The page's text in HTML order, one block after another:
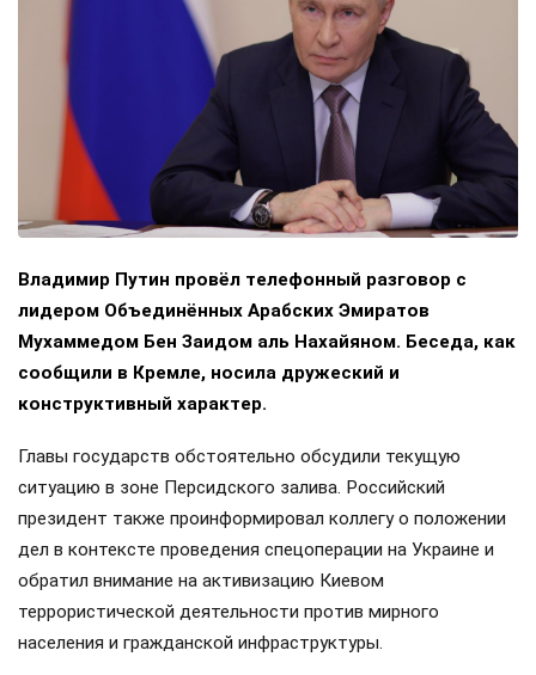
Владимир Путин провёл телефонный разговор с
лидером Объединённых Арабских Эмиратов
Мухаммедом Бен Заидом аль Нахайяном. Беседа, как
сообщили в Кремле, носила дружеский и
конструктивный характер.
Главы государств обстоятельно обсудили текущую
ситуацию в зоне Персидского залива. Российский
президент также проинформировал коллегу о положении
дел в контексте проведения спецоперации на Украине и
обратил внимание на активизацию Киевом
террористической деятельности против мирного
населения и гражданской инфраструктуры.